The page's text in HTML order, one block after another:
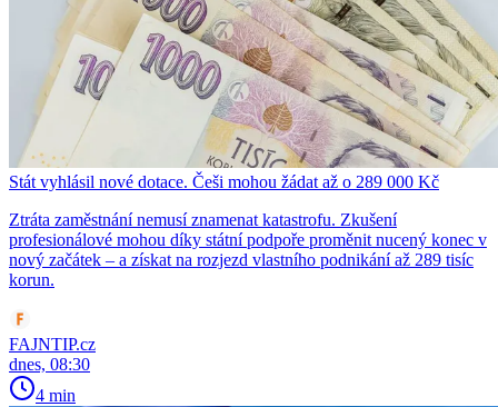
Stát vyhlásil nové dotace. Češi mohou žádat až o 289 000 Kč
Ztráta zaměstnání nemusí znamenat katastrofu. Zkušení
profesionálové mohou díky státní podpoře proměnit nucený konec v
nový začátek – a získat na rozjezd vlastního podnikání až 289 tisíc
korun.
FAJNTIP.cz
dnes, 08:30
4 min